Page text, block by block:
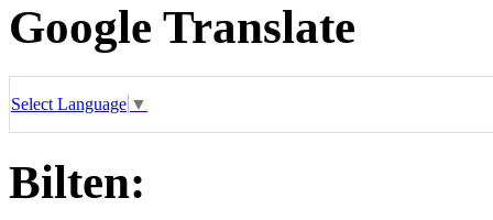
Google Translate
Select Language ▼
Bilten: